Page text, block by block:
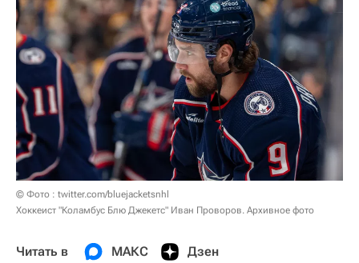
© Фото : twitter.com/bluejacketsnhl
Хоккеист "Коламбус Блю Джекетс" Иван Проворов. Архивное фото
Читать в МАКС Дзен